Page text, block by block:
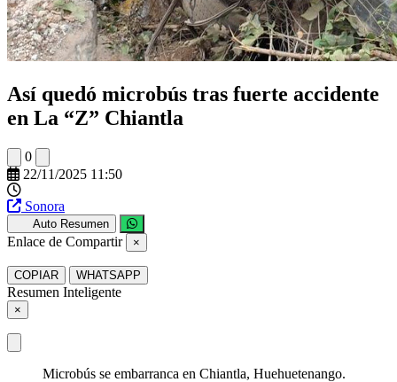
Así quedó microbús tras fuerte accidente
en La “Z” Chiantla
0
22/11/2025 11:50
Sonora
Auto Resumen
Enlace de Compartir ×
COPIAR WHATSAPP
Resumen Inteligente
×
Microbús se embarranca en Chiantla, Huehuetenango.